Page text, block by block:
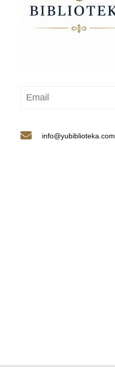
info@yubiblioteka.com